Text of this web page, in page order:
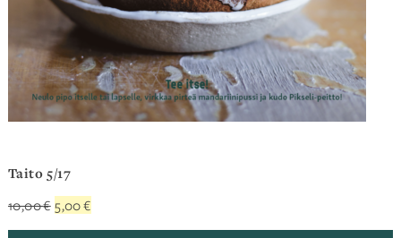
Taito 5/17
10,00€ Alkuperäinen
5,00€Nykyinen